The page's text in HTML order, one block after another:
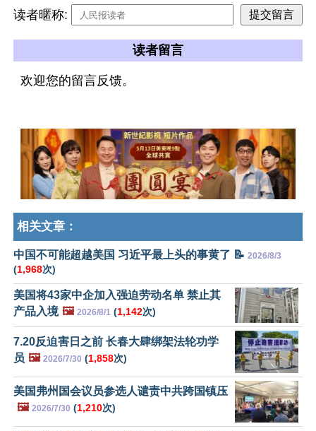
读者暱称:
读者留言
欢迎您的留言反馈。
相关文章：
中国不可能超越美国 习近平最上头的事黄了 📝 2026/8/3
(1,968次)
美国将43家中企加入强迫劳动名单 禁止其
产品入境 🖼️ 2026/8/1 (1,142次)
7.20反迫害日之前 长春大肆绑架法轮功学
员 🖼️ 2026/7/30 (1,858次)
美国弗州国会议员参选人谴责中共跨国镇压
🖼️ 2026/7/30 (1,210次)